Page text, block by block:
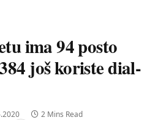
ima 94 posto
još koriste dial-
2 Mins Read